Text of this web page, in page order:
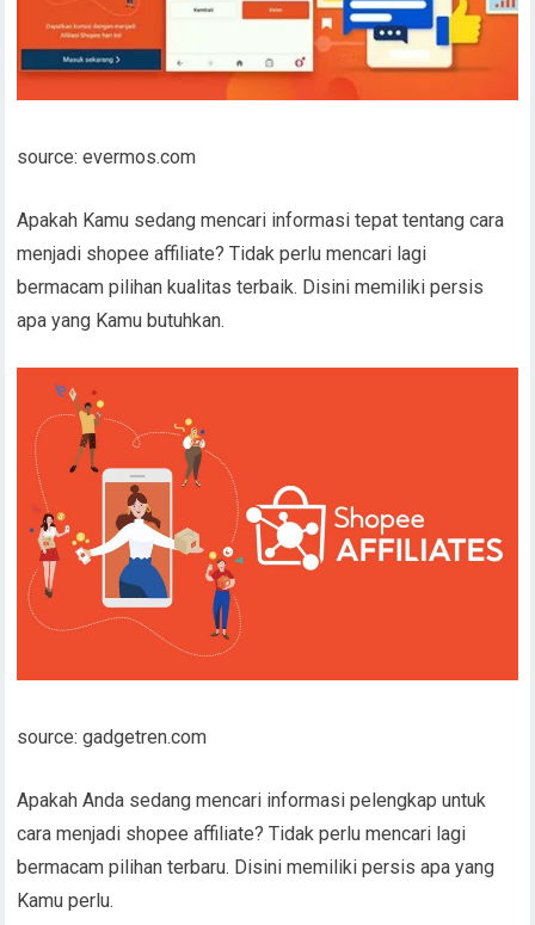
source: evermos.com
Apakah Kamu sedang mencari informasi tepat tentang cara
menjadi shopee affiliate? Tidak perlu mencari lagi
bermacam pilihan kualitas terbaik. Disini memiliki persis
apa yang Kamu butuhkan.
source: gadgetren.com
Apakah Anda sedang mencari informasi pelengkap untuk
cara menjadi shopee affiliate? Tidak perlu mencari lagi
bermacam pilihan terbaru. Disini memiliki persis apa yang
Kamu perlu.